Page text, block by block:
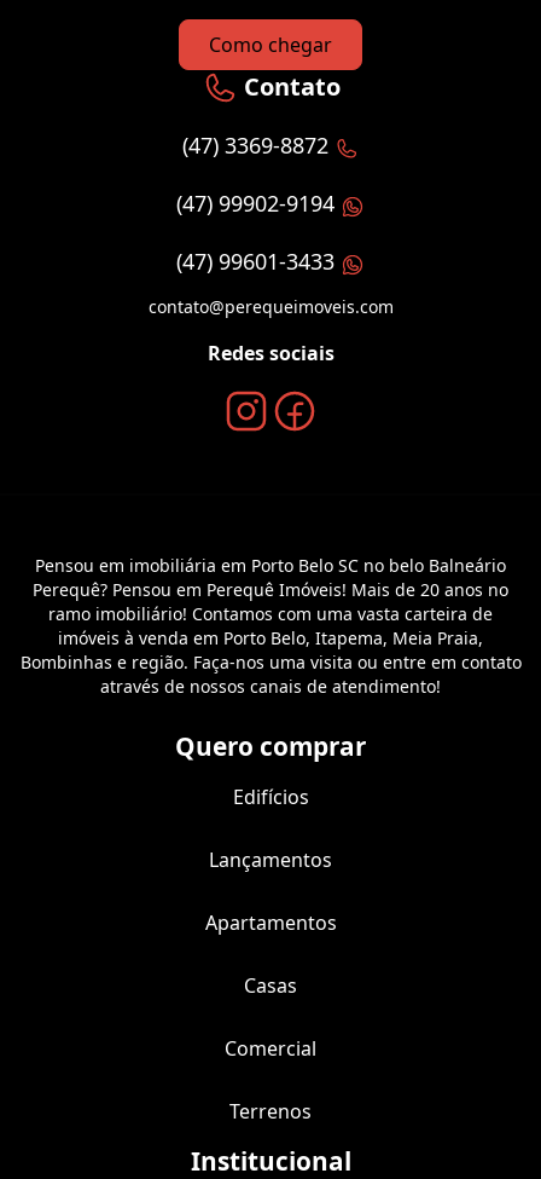
Como chegar
Contato
(47) 3369-8872
(47) 99902-9194
(47) 99601-3433
contato@perequeimoveis.com
Redes sociais
Pensou em imobiliária em Porto Belo SC no belo Balneário
Perequê? Pensou em Perequê Imóveis! Mais de 20 anos no
ramo imobiliário! Contamos com uma vasta carteira de
imóveis à venda em Porto Belo, Itapema, Meia Praia,
Bombinhas e região. Faça-nos uma visita ou entre em contato
através de nossos canais de atendimento!
Quero comprar
Edifícios
Lançamentos
Apartamentos
Casas
Comercial
Terrenos
Institucional